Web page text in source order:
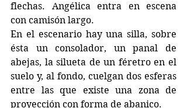
flechas. Angélica entra en escena
con camisón largo.
En el escenario hay una silla, sobre
ésta un consolador, un panal de
abejas, la silueta de un féretro en el
suelo y, al fondo, cuelgan dos esferas
entre las que existe una zona de
proyección con forma de abanico.